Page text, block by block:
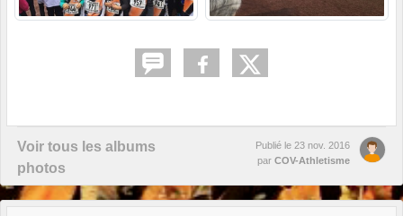
Voir tous les albums
photos
Publié le 23 nov. 2016
par COV-Athletisme